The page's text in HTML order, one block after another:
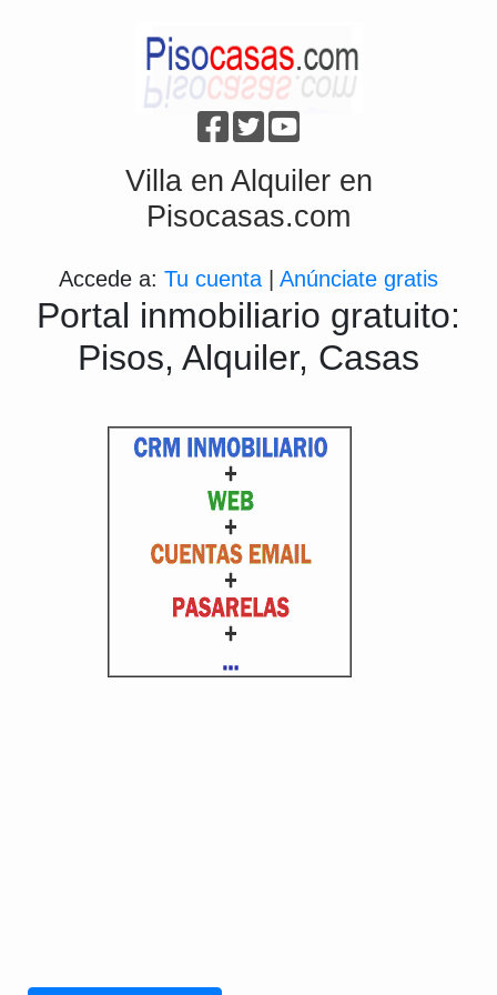
Villa en Alquiler en
Pisocasas.com
Accede a: Tu cuenta Anúnciate gratis
Portal inmobiliario gratuito:
Pisos, Alquiler, Casas